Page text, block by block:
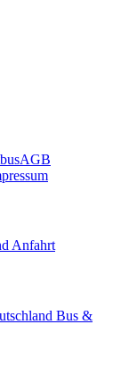
AGB
Anfahrt
Bus &